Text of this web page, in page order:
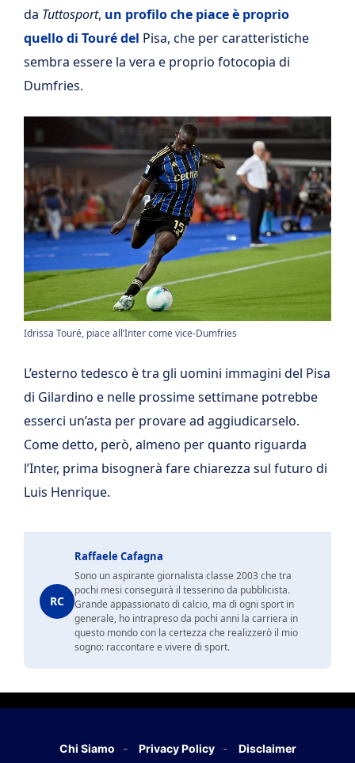
da Tuttosport, un profilo che piace è proprio
quello di Touré del Pisa, che per caratteristiche
sembra essere la vera e proprio fotocopia di
Dumfries.
Idrissa Touré, piace all’Inter come vice-Dumfries
L’esterno tedesco è tra gli uomini immagini del Pisa
di Gilardino e nelle prossime settimane potrebbe
esserci un’asta per provare ad aggiudicarselo.
Come detto, però, almeno per quanto riguarda
l’Inter, prima bisognerà fare chiarezza sul futuro di
Luis Henrique.
RC
Raffaele Cafagna
Sono un aspirante giornalista classe 2003 che tra
pochi mesi conseguirà il tesserino da pubblicista.
Grande appassionato di calcio, ma di ogni sport in
generale, ho intrapreso da pochi anni la carriera in
questo mondo con la certezza che realizzerò il mio
sogno: raccontare e vivere di sport.
Chi Siamo Privacy Policy Disclaimer